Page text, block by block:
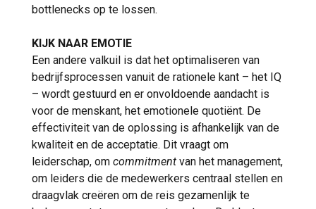
bottlenecks op te lossen.
KIJK NAAR EMOTIE
Een andere valkuil is dat het optimaliseren van
bedrijfsprocessen vanuit de rationele kant – het IQ
– wordt gestuurd en er onvoldoende aandacht is
voor de menskant, het emotionele quotiënt. De
effectiviteit van de oplossing is afhankelijk van de
kwaliteit en de acceptatie. Dit vraagt om
leiderschap, om commitment van het management,
om leiders die de medewerkers centraal stellen en
draagvlak creëren om de reis gezamenlijk te